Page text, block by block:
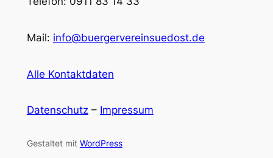
Mail: info@buergervereinsuedost.de
Alle Kontaktdaten
Datenschutz– Impressum
Gestaltet mit WordPress